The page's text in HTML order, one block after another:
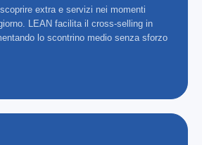
extra e servizi nei momenti
LEAN facilita il cross-selling in
lo scontrino medio senza sforzo